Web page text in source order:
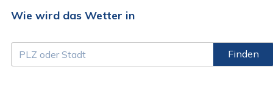
Wie wird das Wetter in
Finden